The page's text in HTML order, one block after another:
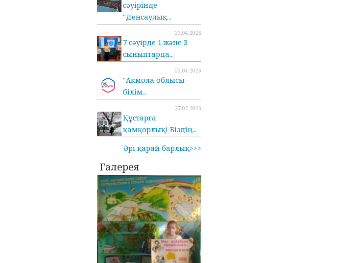
сәуірінде
"Денсаулық...
23.04.2026
7 сәуірде 1 және 3
сыныптарда...
03.04.2026
"Ақмола облысы
білім...
27.02.2026
Құстарға
қамқорлық! Біздің...
Әрі қарай барлық>>>
Галерея